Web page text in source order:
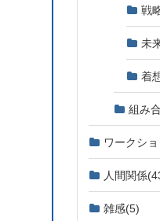
戦
未
着
組み
ワークシ
人間関係
雑感(5)